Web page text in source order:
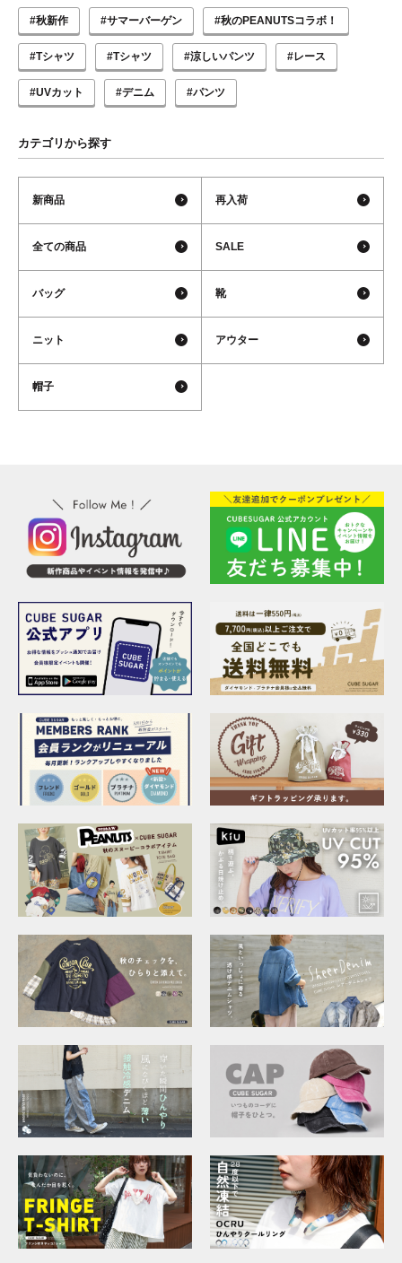
#秋新作 #サマーバーゲン #秋のPEANUTSコラボ！
#Tシャツ #Tシャツ #涼しいパンツ #レース
#UVカット #デニム #パンツ
カテゴリから探す
新商品 再入荷
全ての商品 SALE
バッグ 靴
ニット アウター
帽子